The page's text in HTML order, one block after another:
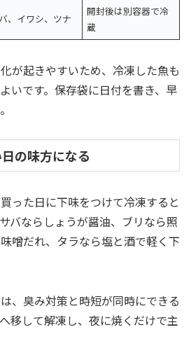
、イワシ、ツナ
開封後は別容器で冷
蔵
が起きやすいため、冷凍した魚も
いです。保存袋に日付を書き、早
の味方になる
った日に下味をつけて冷凍すると
バならしょうが醤油、ブリなら照
噌だれ、タラなら塩と酒で軽く下
、臭み対策と時短が同時にできる
移して解凍し、夜に焼くだけで主